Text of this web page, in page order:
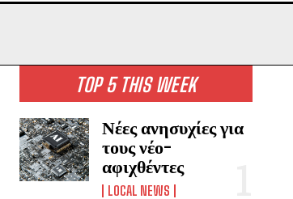
TOP 5 THIS WEEK
Νέες ανησυχίες για
τους νέο-
αφιχθέντες
LOCAL NEWS